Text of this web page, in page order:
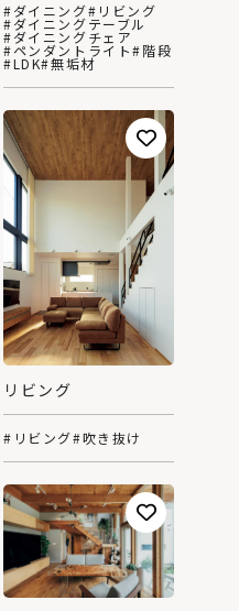
#ダイニング#リビング
#ダイニングテーブル
#ダイニングチェア
#ペンダントライト#階段
#LDK#無垢材
リビング
#リビング#吹き抜け